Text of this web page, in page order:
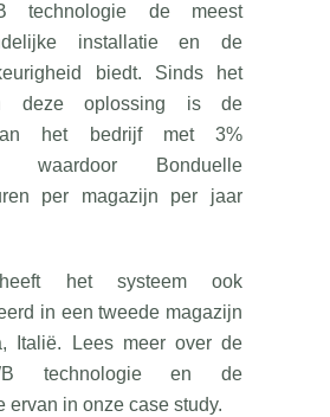
technologie de meest
installatie en de
biedt. Sinds het
deze oplossing is de
het bedrijf met 3%
waardoor Bonduelle
per magazijn per jaar
het systeem ook
in een tweede magazijn
Italië. Lees meer over de
technologie en de
ervan in onze case study.